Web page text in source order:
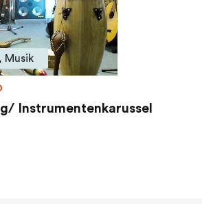
Musik
Instrumentenkarussel